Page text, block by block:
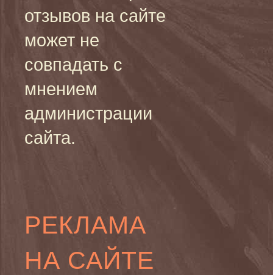
отзывов на сайте
может не
совпадать с
мнением
администрации
сайта.
РЕКЛАМА
НА САЙТЕ